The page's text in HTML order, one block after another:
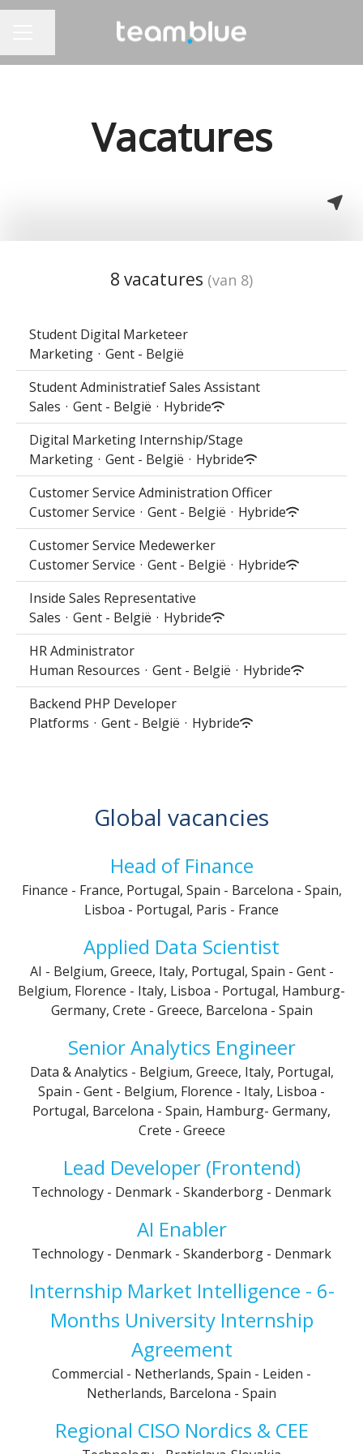
Vacatures
8 vacatures (van 8)
Student Digital Marketeer
Marketing · Gent - België
Student Administratief Sales Assistant
Sales · Gent - België · Hybride
Digital Marketing Internship/Stage
Marketing · Gent - België · Hybride
Customer Service Administration Officer
Customer Service · Gent - België · Hybride
Customer Service Medewerker
Customer Service · Gent - België · Hybride
Inside Sales Representative
Sales · Gent - België · Hybride
HR Administrator
Human Resources · Gent - België · Hybride
Backend PHP Developer
Platforms · Gent - België · Hybride
Global vacancies
Head of Finance
Finance - France, Portugal, Spain - Barcelona - Spain,
Lisboa - Portugal, Paris - France
Applied Data Scientist
AI - Belgium, Greece, Italy, Portugal, Spain - Gent -
Belgium, Florence - Italy, Lisboa - Portugal, Hamburg-
Germany, Crete - Greece, Barcelona - Spain
Senior Analytics Engineer
Data & Analytics - Belgium, Greece, Italy, Portugal,
Spain - Gent - Belgium, Florence - Italy, Lisboa -
Portugal, Barcelona - Spain, Hamburg- Germany,
Crete - Greece
Lead Developer (Frontend)
Technology - Denmark - Skanderborg - Denmark
AI Enabler
Technology - Denmark - Skanderborg - Denmark
Internship Market Intelligence - 6-
Months University Internship
Agreement
Commercial - Netherlands, Spain - Leiden -
Netherlands, Barcelona - Spain
Regional CISO Nordics & CEE